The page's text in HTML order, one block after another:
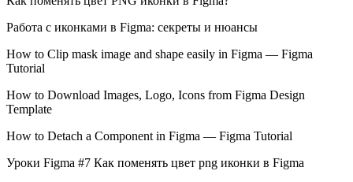
Работа с иконками в Figma: секреты и нюансы
How to Clip mask image and shape easily in Figma — Figma
Tutorial
How to Download Images, Logo, Icons from Figma Design
Template
How to Detach a Component in Figma — Figma Tutorial
Уроки Figma #7 Как поменять цвет png иконки в Figma